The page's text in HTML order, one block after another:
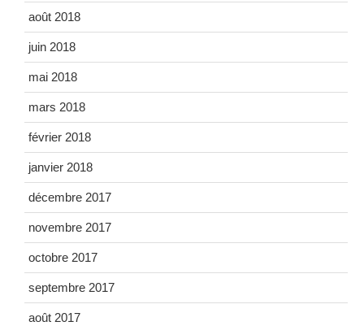
août 2018
juin 2018
mai 2018
mars 2018
février 2018
janvier 2018
décembre 2017
novembre 2017
octobre 2017
septembre 2017
août 2017